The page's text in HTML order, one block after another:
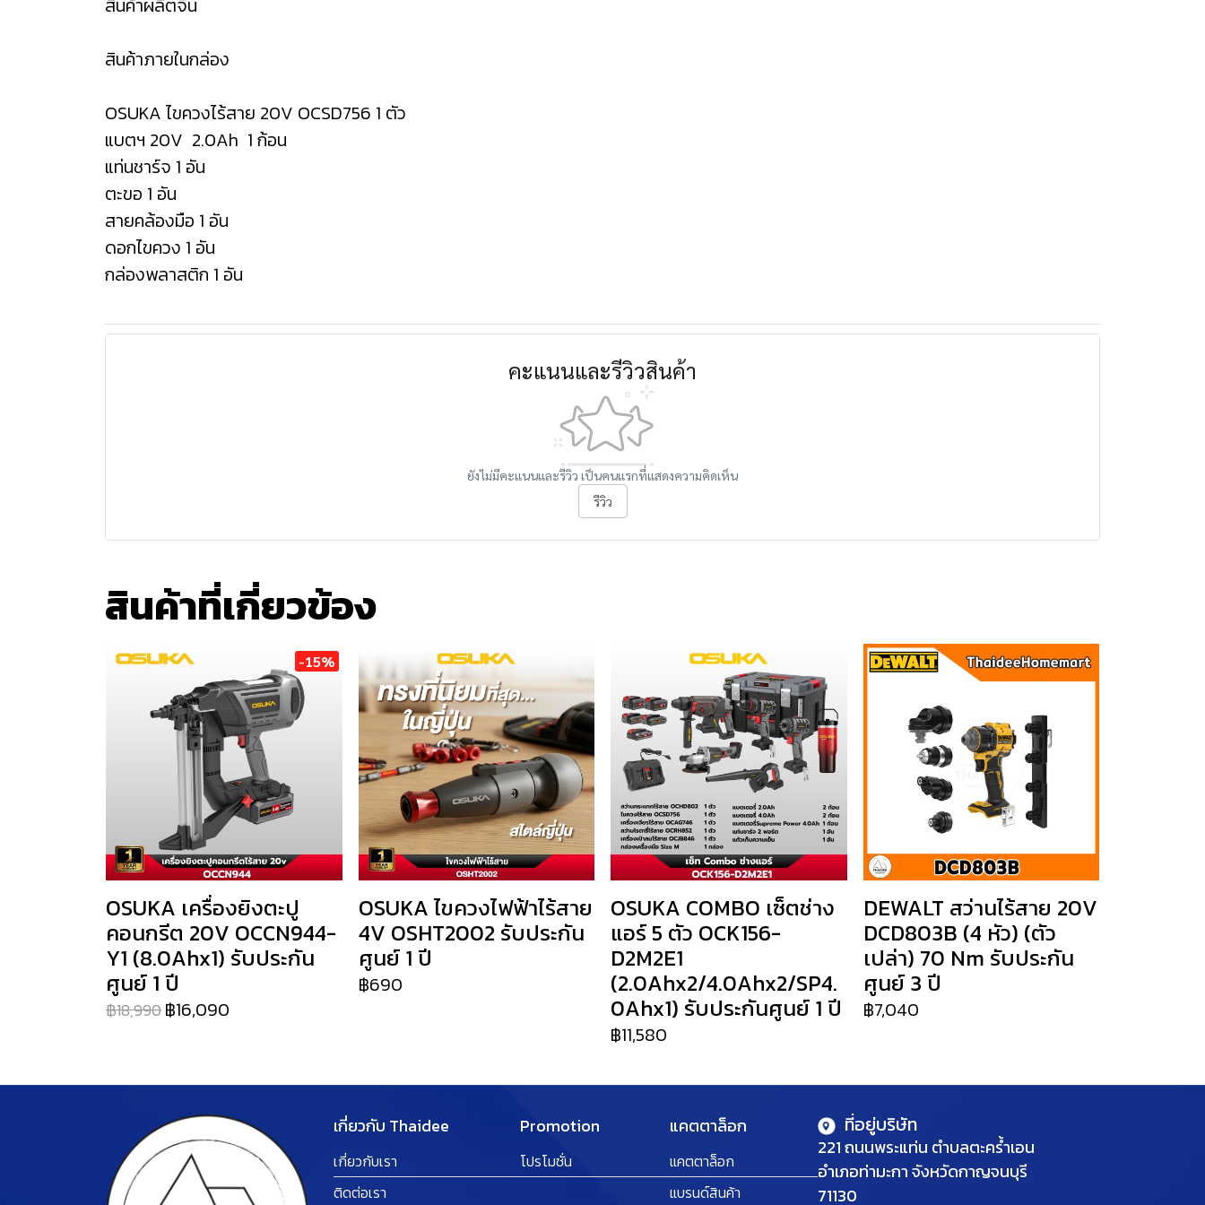
สินค้าผลิตจีน
สินค้าภายในกล่อง
OSUKA ไขควงไร้สาย 20V OCSD756 1 ตัว
แบตฯ 20V 2.0Ah 1 ก้อน
แท่นชาร์จ 1 อัน
ตะขอ 1 อัน
สายคล้องมือ 1 อัน
ดอกไขควง 1 อัน
กล่องพลาสติก 1 อัน
คะแนนและรีวิวสินค้า
ยังไม่มีคะแนนและรีวิว เป็นคนแรกที่แสดงความคิดเห็น
รีวิว
สินค้าที่เกี่ยวข้อง
-15%
OSUKA เครื่องยิงตะปู
คอนกรีต 20V OCCN944-
Y1 (8.0Ahx1) รับประกัน
ศูนย์ 1 ปี
฿18,990฿16,090
OSUKA ไขควงไฟฟ้าไร้สาย
4V OSHT2002 รับประกัน
ศูนย์ 1 ปี
฿690
OSUKA COMBO เซ็ตช่าง
แอร์ 5 ตัว OCK156-
D2M2E1
(2.0Ahx2/4.0Ahx2/SP4.
0Ahx1) รับประกันศูนย์ 1 ปี
฿11,580
DEWALT สว่านไร้สาย 20V
DCD803B (4 หัว) (ตัว
เปล่า) 70 Nm รับประกัน
ศูนย์ 3 ปี
฿7,040
เกี่ยวกับ Thaidee
เกี่ยวกับเรา
ติดต่อเรา
Promotion
โปรโมชั่น
แคตตาล็อก
แคตตาล็อก
แบรนด์สินค้า
ที่อยู่บริษัท
221 ถนนพระแท่น ตำบลตะคร้ำเอน
อำเภอท่ามะกา จังหวัดกาญจนบุรี
71130